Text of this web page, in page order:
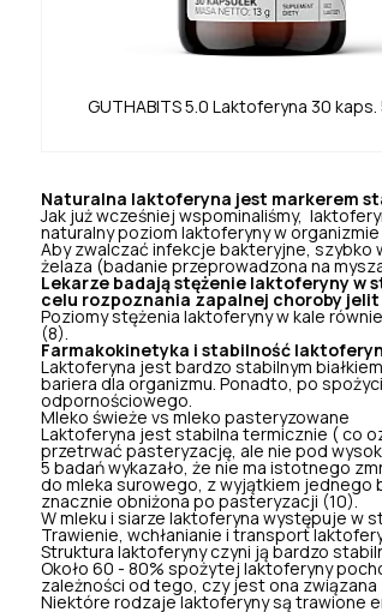
GUTHABITS 5.0 Laktoferyna 30 kaps.
Naturalna laktoferyna jest markerem
Jak już wcześniej wspominaliśmy,
naturalny poziom laktoferyny w
Aby zwalczać infekcje bakteryjne,
żelaza (badanie przeprowadzona na
Lekarze badają stężenie laktoferyny w
celu rozpoznania zapalnej choroby jelit
Poziomy stężenia laktoferyny w kale
(8).
Farmakokinetyka i stabilność
Laktoferyna jest bardzo stabilnym
bariera dla organizmu. Ponadto, po
odpornościowego.
Mleko świeże vs mleko pasteryzowane
Laktoferyna jest stabilna termicznie ( co
przetrwać pasteryzację, ale nie pod
5 badań wykazało, że nie ma istotnego
do mleka surowego, z wyjątkiem
znacznie obniżona po pasteryzacji (10).
W mleku i siarze laktoferyna występuje w
Trawienie, wchłanianie i transport
Struktura laktoferyny czyni ją bardzo
Około 60 - 80% spożytej laktoferyny
zależności od tego, czy jest ona związana
Niektóre rodzaje laktoferyny są trawione